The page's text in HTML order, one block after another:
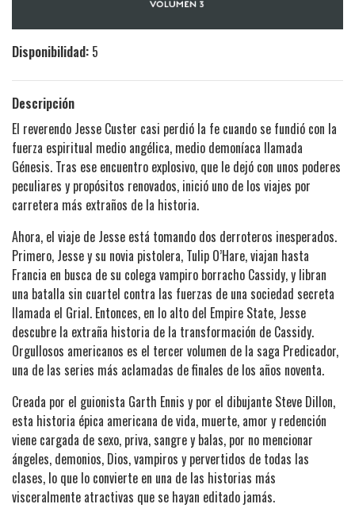
Disponibilidad: 5
Descripción
El reverendo Jesse Custer casi perdió la fe cuando se fundió con la
fuerza espiritual medio angélica, medio demoníaca llamada
Génesis. Tras ese encuentro explosivo, que le dejó con unos poderes
peculiares y propósitos renovados, inició uno de los viajes por
carretera más extraños de la historia.
Ahora, el viaje de Jesse está tomando dos derroteros inesperados.
Primero, Jesse y su novia pistolera, Tulip O’Hare, viajan hasta
Francia en busca de su colega vampiro borracho Cassidy, y libran
una batalla sin cuartel contra las fuerzas de una sociedad secreta
llamada el Grial. Entonces, en lo alto del Empire State, Jesse
descubre la extraña historia de la transformación de Cassidy.
Orgullosos americanos es el tercer volumen de la saga Predicador,
una de las series más aclamadas de finales de los años noventa.
Creada por el guionista Garth Ennis y por el dibujante Steve Dillon,
esta historia épica americana de vida, muerte, amor y redención
viene cargada de sexo, priva, sangre y balas, por no mencionar
ángeles, demonios, Dios, vampiros y pervertidos de todas las
clases, lo que lo convierte en una de las historias más
visceralmente atractivas que se hayan editado jamás.